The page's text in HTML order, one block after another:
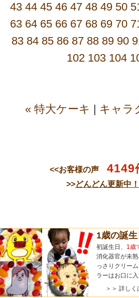
43 44 45 46 47 48 49 50
63 64 65 66 67 68 69 70
83 84 85 86 87 88 89 90
102 103 104
« 特大ケーキ キャラ
<<お客様の声 4149
>>どんどん更新中
1歳の誕
初誕生日、 1歳
消化器官が未
っさりクリー
ラーはお口に
＞＞ 詳しく